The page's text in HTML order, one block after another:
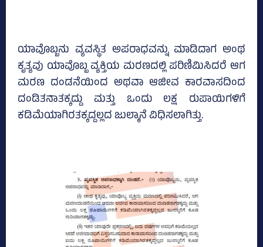
ಯಾವೊಬ್ಬನು ವ್ಯವಸ್ಥಿತ ಅಪರಾಧವನ್ನು ಮಾಡಿದಾಗ ಅಂಥ
ಕೃತ್ಯವು ಯಾವೊಬ್ಬ ವ್ಯಕ್ತಿಯ ಮರಣದಲ್ಲಿ ಪರಿಣಿಮಿಸಿದರೆ ಆಗ
ಮರಣ ದಂಡನೆಯಿಂದ ಅಥವಾ ಆಜೀವ ಕಾರವಾಸದಿಂದ
ದಂಡಿತನಾತಕ್ಕದ್ದು ಮತ್ತು ಒಂದು ಲಕ್ಷ ರುಪಾಯಿಗಳಿಗೆ
ಕಡಿಮೆಯಾಗಿರತಕ್ಕದ್ದಲ್ಲದ ಜುಲ್ಮಾನೆ ವಿಧಿಸಲಾಗಿತ್ತು.